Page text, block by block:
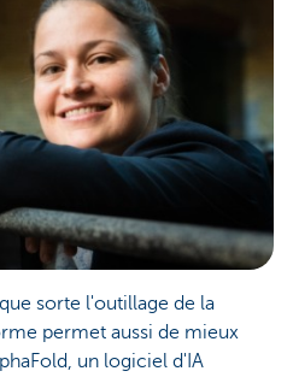
sorte l'outillage de la
permet aussi de mieux
un logiciel d'IA